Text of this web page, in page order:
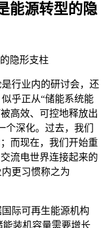
能源转型的隐
行业内的研讨会，还
乎正从“储能系统能
高效、可控地释放出
个深化。过去，我们
而现在，我们开始重
流电世界连接起来的
更习惯称之为
际可再生能源机构
能装机容量需要增长